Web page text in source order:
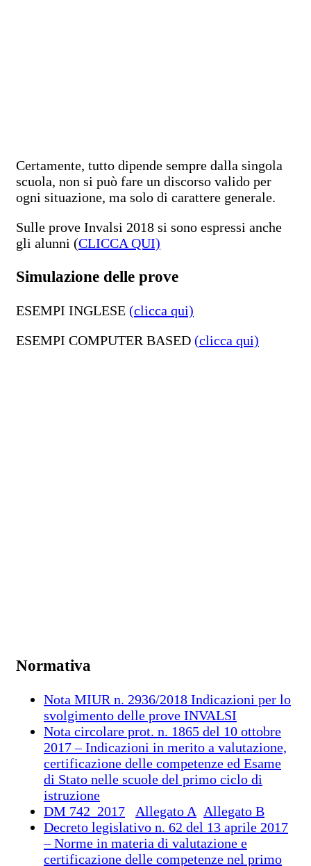
Certamente, tutto dipende sempre dalla singola
scuola, non si può fare un discorso valido per
ogni situazione, ma solo di carattere generale.
Sulle prove Invalsi 2018 si sono espressi anche
gli alunni (CLICCA QUI)
Simulazione delle prove
ESEMPI INGLESE (clicca qui)
ESEMPI COMPUTER BASED (clicca qui)
Normativa
Nota MIUR n. 2936/2018 Indicazioni per lo
svolgimento delle prove INVALSI
Nota circolare prot. n. 1865 del 10 ottobre
2017 – Indicazioni in merito a valutazione,
certificazione delle competenze ed Esame
di Stato nelle scuole del primo ciclo di
istruzione
DM 742_2017
Allegato A Allegato B
Decreto legislativo n. 62 del 13 aprile 2017
– Norme in materia di valutazione e
certificazione delle competenze nel primo